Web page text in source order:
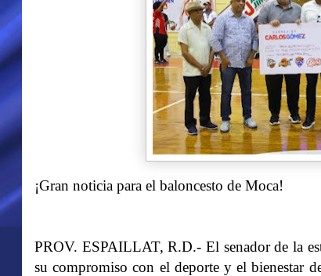
¡Gran noticia para el baloncesto de Moca!
PROV. ESPAILLAT, R.D.- El senador de la
su compromiso con el deporte y el bienestar